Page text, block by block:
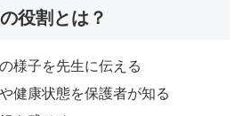
役割とは？
様子を先生に伝える
健康状態を保護者が知る